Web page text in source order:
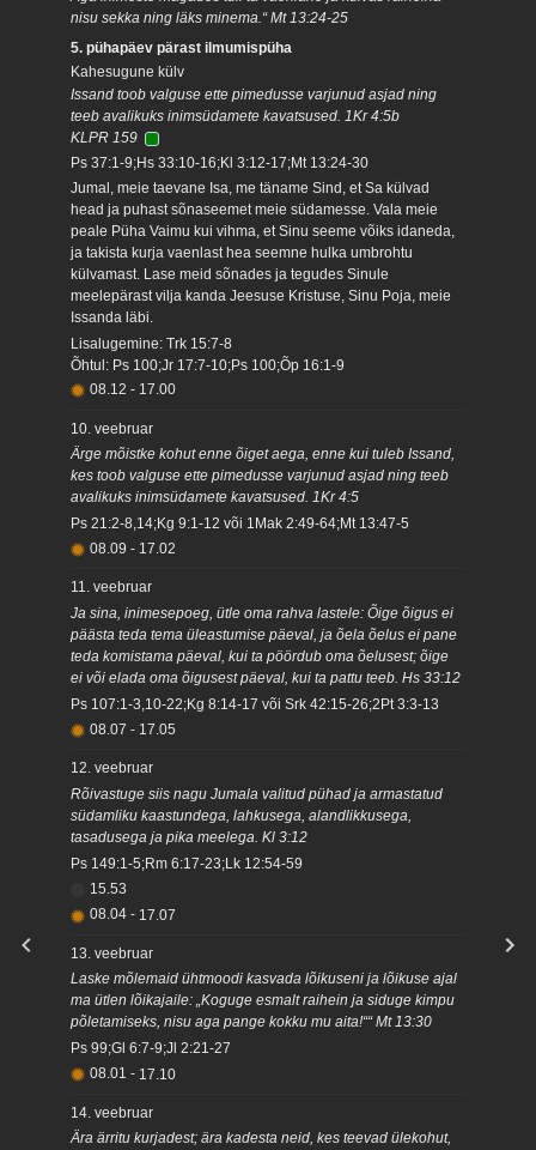
nisu sekka ning läks minema.“ Mt 13:24-25
5. pühapäev pärast ilmumispüha
Kahesugune külv
Issand toob valguse ette pimedusse varjunud asjad ning
teeb avalikuks inimsüdamete kavatsused. 1Kr 4:5b
KLPR 159
Ps 37:1-9;Hs 33:10-16;Kl 3:12-17;Mt 13:24-30
Jumal, meie taevane Isa, me täname Sind, et Sa külvad
head ja puhast sõnaseemet meie südamesse. Vala meie
peale Püha Vaimu kui vihma, et Sinu seeme võiks idaneda,
ja takista kurja vaenlast hea seemne hulka umbrohtu
külvamast. Lase meid sõnades ja tegudes Sinule
meelepärast vilja kanda Jeesuse Kristuse, Sinu Poja, meie
Issanda läbi.
Lisalugemine: Trk 15:7-8
Õhtul: Ps 100;Jr 17:7-10;Ps 100;Õp 16:1-9
08.12 - 17.00
10. veebruar
Ärge mõistke kohut enne õiget aega, enne kui tuleb Issand,
kes toob valguse ette pimedusse varjunud asjad ning teeb
avalikuks inimsüdamete kavatsused. 1Kr 4:5
Ps 21:2-8,14;Kg 9:1-12 või 1Mak 2:49-64;Mt 13:47-5
08.09 - 17.02
11. veebruar
Ja sina, inimesepoeg, ütle oma rahva lastele: Õige õigus ei
päästa teda tema üleastumise päeval, ja õela õelus ei pane
teda komistama päeval, kui ta pöördub oma õelusest; õige
ei või elada oma õigusest päeval, kui ta pattu teeb. Hs 33:12
Ps 107:1-3,10-22;Kg 8:14-17 või Srk 42:15-26;2Pt 3:3-13
08.07 - 17.05
12. veebruar
Rõivastuge siis nagu Jumala valitud pühad ja armastatud
südamliku kaastundega, lahkusega, alandlikkusega,
tasadusega ja pika meelega. Kl 3:12
Ps 149:1-5;Rm 6:17-23;Lk 12:54-59
15.53
08.04 - 17.07
13. veebruar
Laske mõlemaid ühtmoodi kasvada lõikuseni ja lõikuse ajal
ma ütlen lõikajaile: „Koguge esmalt raihein ja siduge kimpu
põletamiseks, nisu aga pange kokku mu aita!““ Mt 13:30
Ps 99;Gl 6:7-9;Jl 2:21-27
08.01 - 17.10
14. veebruar
Ära ärritu kurjadest; ära kadesta neid, kes teevad ülekohut,